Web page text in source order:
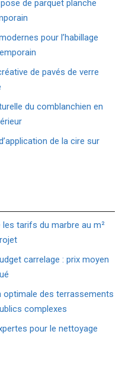
de parquet planche
pour l’habillage
de pavés de verre
du comblanchien en
de la cire sur
les tarifs du marbre au m²
carrelage : prix moyen
optimale des terrassements
complexes
pour le nettoyage